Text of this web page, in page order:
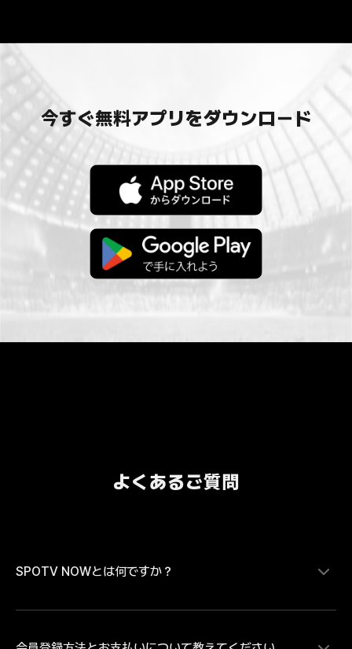
今すぐ無料アプリをダウンロード
よくあるご質問
SPOTV NOWとは何ですか？